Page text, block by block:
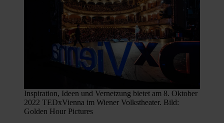
Inspiration, Ideen und Vernetzung bietet am 8. Oktober
2022 TEDxVienna im Wiener Volkstheater. Bild:
Golden Hour Pictures